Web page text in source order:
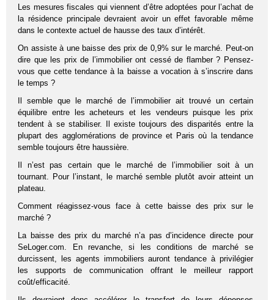
Les mesures fiscales qui viennent d’être adoptées pour l’achat de
la résidence principale devraient avoir un effet favorable même
dans le contexte actuel de hausse des taux d’intérêt.
On assiste à une baisse des prix de 0,9% sur le marché. Peut-on
dire que les prix de l’immobilier ont cessé de flamber ? Pensez-
vous que cette tendance à la baisse a vocation à s’inscrire dans
le temps ?
Il semble que le marché de l’immobilier ait trouvé un certain
équilibre entre les acheteurs et les vendeurs puisque les prix
tendent à se stabiliser. Il existe toujours des disparités entre la
plupart des agglomérations de province et Paris où la tendance
semble toujours être haussière.
Il n’est pas certain que le marché de l’immobilier soit à un
tournant. Pour l’instant, le marché semble plutôt avoir atteint un
plateau.
Comment réagissez-vous face à cette baisse des prix sur le
marché ?
La baisse des prix du marché n’a pas d’incidence directe pour
SeLoger.com. En revanche, si les conditions de marché se
durcissent, les agents immobiliers auront tendance à privilégier
les supports de communication offrant le meilleur rapport
coût/efficacité.